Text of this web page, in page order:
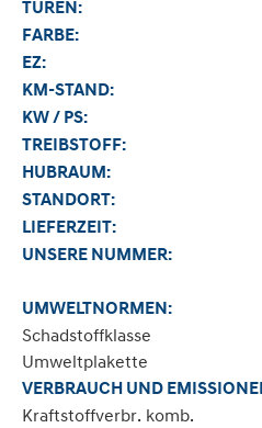
TÜREN:
FARBE:
EZ:
KM-STAND:
KW / PS:
TREIBSTOFF:
HUBRAUM:
STANDORT:
LIEFERZEIT:
UNSERE NUMMER:
UMWELTNORMEN:
Schadstoffklasse
Umweltplakette
VERBRAUCH UND
Kraftstoffverbr. komb.